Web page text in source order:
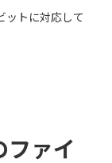
ットに対応して
ァイ